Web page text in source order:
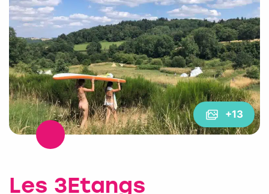
+13
Les 3Etangs